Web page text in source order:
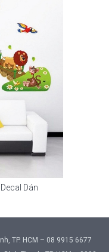
Dán
TP. HCM – 08 9915 6677